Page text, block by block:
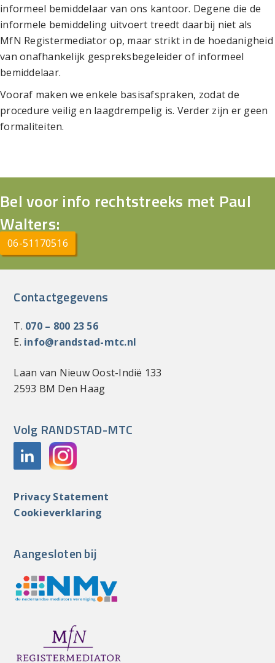
informeel bemiddelaar van ons kantoor. Degene die de
informele bemiddeling uitvoert treedt daarbij niet als
MfN Registermediator op, maar strikt in de hoedanigheid
van onafhankelijk gespreksbegeleider of informeel
bemiddelaar.
Vooraf maken we enkele basisafspraken, zodat de
procedure veilig en laagdrempelig is. Verder zijn er geen
formaliteiten.
Bel voor info rechtstreeks met Paul
Walters:
06-51170516
Contactgegevens
T. 070 – 800 23 56
E. info@randstad-mtc.nl
Laan van Nieuw Oost-Indië 133
2593 BM Den Haag
Volg RANDSTAD-MTC
Privacy Statement
Cookieverklaring
Aangesloten bij